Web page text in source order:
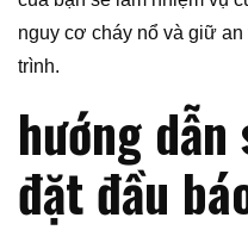
nguy cơ cháy nổ và giữ
trình.
hướng
đặt đầu